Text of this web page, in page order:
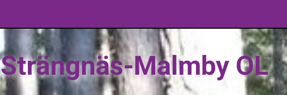
Strängnäs-Malmby OL